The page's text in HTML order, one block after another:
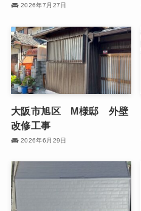
2026年7月27日
大阪市旭区 M様邸 外壁
改修工事
2026年6月29日